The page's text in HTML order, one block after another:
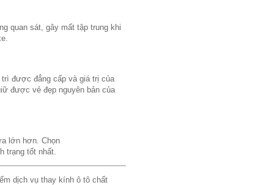
quan sát, gây mất tập trung khi
được đẳng cấp và giá trị của
được vẻ đẹp nguyên bản của
lớn hơn. Chọn
trạng tốt nhất.
dịch vụ thay kính ô tô chất